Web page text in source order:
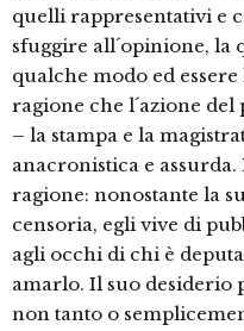
quelli rappresentativi e
sfuggire all´opinione,
qualche modo ed
ragione che l´azione
– la stampa e la
anacronistica e
ragione: nonostante la
censoria, egli vive di
agli occhi di chi è
amarlo. Il suo desiderio
non tanto o